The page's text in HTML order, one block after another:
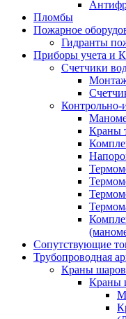
Пломбы
Пожарное
Гидранты
Приборы учета и
Счетчики
Контрольно-
Краны
Сопутствующие
Трубопроводная
Краны
Краны